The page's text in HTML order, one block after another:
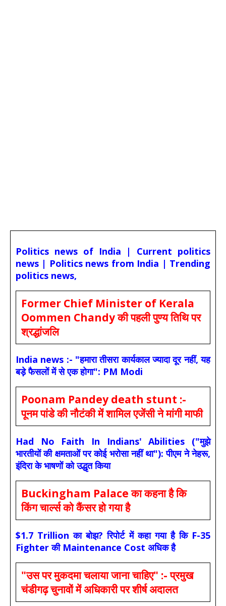
Politics news of India | Current politics
news | Politics news from India | Trending
politics news,
Former Chief Minister of Kerala
Oommen Chandy की पहली पुण्य तिथि पर
श्रद्धांजलि
India news :- "हमारा तीसरा कार्यकाल ज्यादा दूर नहीं, यह
बड़े फैसलों में से एक होगा": PM Modi
Poonam Pandey death stunt :-
पूनम पांडे की नौटंकी में शामिल एजेंसी ने मांगी माफी
Had No Faith In Indians' Abilities ("मुझे
भारतीयों की क्षमताओं पर कोई भरोसा नहीं था"): पीएम ने नेहरू,
इंदिरा के भाषणों को उद्धृत किया
Buckingham Palace का कहना है कि
किंग चार्ल्स को कैंसर हो गया है
$1.7 Trillion का बोझ? रिपोर्ट में कहा गया है कि F-35
Fighter की Maintenance Cost अधिक है
"उस पर मुकदमा चलाया जाना चाहिए" :- प्रमुख
चंडीगढ़ चुनावों में अधिकारी पर शीर्ष अदालत